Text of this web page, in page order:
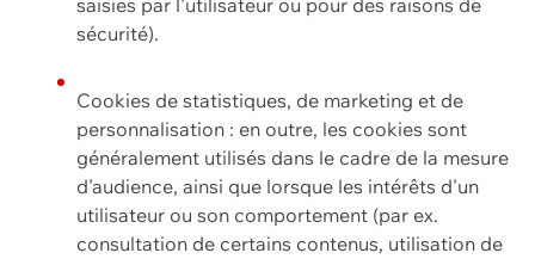
saisies par l'utilisateur ou pour des raisons de
sécurité).
Cookies de statistiques, de marketing et de
personnalisation : en outre, les cookies sont
généralement utilisés dans le cadre de la mesure
d'audience, ainsi que lorsque les intérêts d'un
utilisateur ou son comportement (par ex.
consultation de certains contenus, utilisation de